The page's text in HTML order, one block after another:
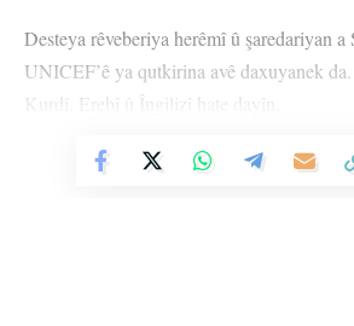
Desteya rêveberiya herêmî û şaredariyan
UNICEF’ê ya qutkirina avê daxuyanek
Kurdî, Erebî û Îngilizî hate dayîn.
Daxuyanî bi vî rengî ye:Vê Nûçeyê